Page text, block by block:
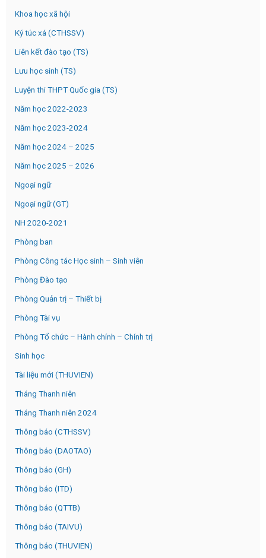
Khoa học xã hội
Ký túc xá (CTHSSV)
Liên kết đào tạo (TS)
Lưu học sinh (TS)
Luyện thi THPT Quốc gia (TS)
Năm học 2022-2023
Năm học 2023-2024
Năm học 2024 – 2025
Năm học 2025 – 2026
Ngoại ngữ
Ngoại ngữ (GT)
NH 2020-2021
Phòng ban
Phòng Công tác Học sinh – Sinh viên
Phòng Đào tạo
Phòng Quản trị – Thiết bị
Phòng Tài vụ
Phòng Tổ chức – Hành chính – Chính trị
Sinh học
Tài liệu mới (THUVIEN)
Tháng Thanh niên
Tháng Thanh niên 2024
Thông báo (CTHSSV)
Thông báo (DAOTAO)
Thông báo (GH)
Thông báo (ITD)
Thông báo (QTTB)
Thông báo (TAIVU)
Thông báo (THUVIEN)